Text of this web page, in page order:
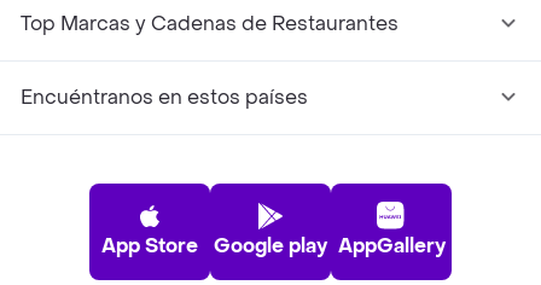
Top Marcas y Cadenas de Restaurantes
Encuéntranos en estos países
App Store Google play AppGallery